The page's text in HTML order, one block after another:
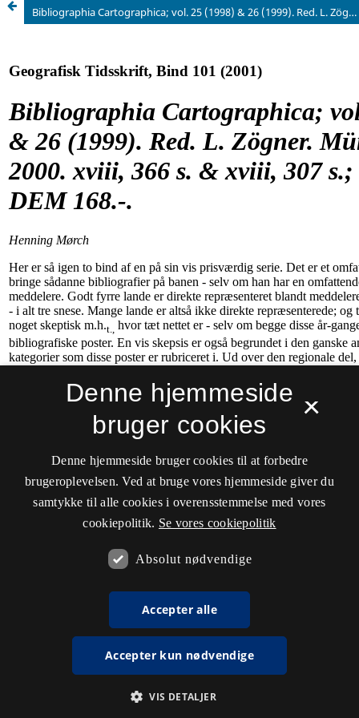
Bibliographia Cartographica; vol. 25 (1998) & 26 (1999). Red. L. Zögner. München, Säur, 2000. xviii, 366 s. & xviii, 307 s.; 21 cm; å DEM 168.-.
×
Denne hjemmeside
bruger cookies
Denne hjemmeside bruger cookies til at forbedre
brugeroplevelsen. Ved at bruge vores hjemmeside giver du
samtykke til alle cookies i overensstemmelse med vores
cookiepolitik. Se vores cookiepolitik
Absolut nødvendige
Accepter alle
Accepter kun nødvendige
VIS DETALJER